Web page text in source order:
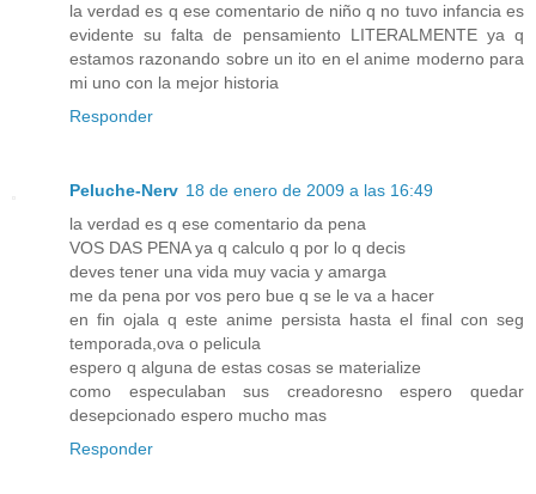
la verdad es q ese comentario de niño q no tuvo infancia es
evidente su falta de pensamiento LITERALMENTE ya q
estamos razonando sobre un ito en el anime moderno para
mi uno con la mejor historia
Responder
Peluche-Nerv 18 de enero de 2009 a las 16:49
la verdad es q ese comentario da pena
VOS DAS PENA ya q calculo q por lo q decis
deves tener una vida muy vacia y amarga
me da pena por vos pero bue q se le va a hacer
en fin ojala q este anime persista hasta el final con seg
temporada,ova o pelicula
espero q alguna de estas cosas se materialize
como especulaban sus creadoresno espero quedar
desepcionado espero mucho mas
Responder